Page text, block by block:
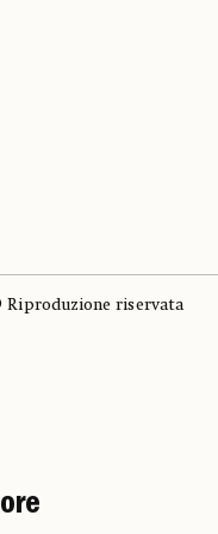
Riproduzione riservata